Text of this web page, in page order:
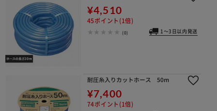
¥4,510
45ポイント(1倍)
(0) 1～3日以内発送
耐圧糸入りカットホース 50m
¥7,400
74ポイント(1倍)